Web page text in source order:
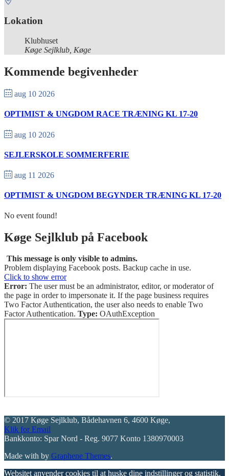
Lokation
Klubhuset
Køge Sejlklub, Køge
Kommende begivenheder
aug 10 2026
OPTIMIST & UNGDOM RACE TRÆNING KL 17-20
aug 10 2026
SEJLERSKOLE SOMMERFERIE
aug 11 2026
OPTIMIST & UNGDOM BEGYNDER TRÆNING KL 17-20
No event found!
Køge Sejlklub på Facebook
This message is only visible to admins.
Problem displaying Facebook posts. Backup cache in use.
Click to show error
Error: The user must be an administrator, editor, or moderator of
the page in order to impersonate it. If the page business requires
Two Factor Authentication, the user also needs to enable Two
Factor Authentication. Type: OAuthException
© 2017 Køge Sejlklub, Bådehavnen 6, 4600 Køge,
Klik for Email
Bankkonto: Spar Nord - Reg. 9077 Konto 1380970003
Made with by Graphene Themes.
Websitet anvender cookies til at huske dine indstillinger og statistik.